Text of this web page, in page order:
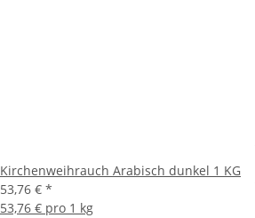
Kirchenweihrauch Arabisch dunkel 1 KG
53,76 € *
53,76 € pro 1 kg